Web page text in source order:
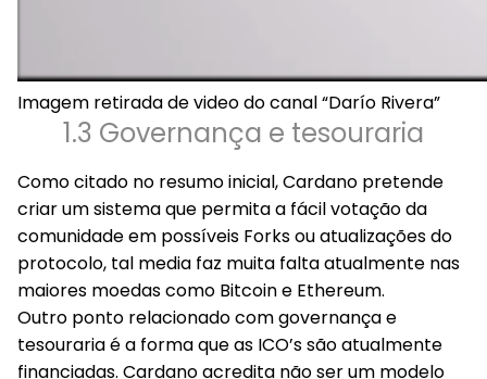
Imagem retirada de video do canal “Darío Rivera”
1.3 Governança e tesouraria
Como citado no resumo inicial, Cardano pretende
criar um sistema que permita a fácil votação da
comunidade em possíveis Forks ou atualizações do
protocolo, tal media faz muita falta atualmente nas
maiores moedas como Bitcoin e Ethereum.
Outro ponto relacionado com governança e
tesouraria é a forma que as ICO’s são atualmente
financiadas. Cardano acredita não ser um modelo